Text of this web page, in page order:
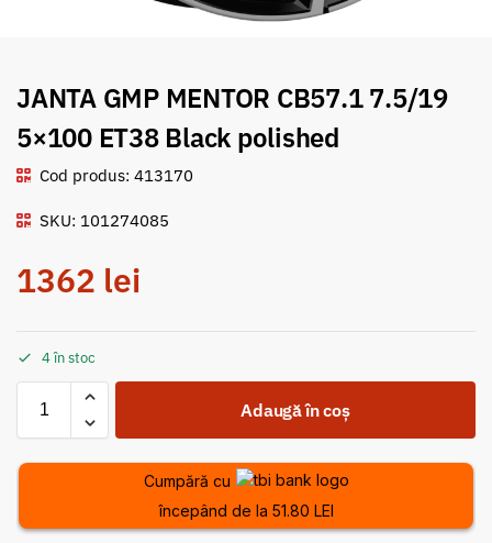
JANTA GMP MENTOR CB57.1 7.5/19
5×100 ET38 Black polished
Cod produs: 413170
SKU: 101274085
1362 lei
4 în stoc
Adaugă în coș
Cumpără cu
începând de la 51.80 LEI